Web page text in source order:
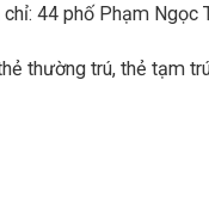
44 phố Phạm Ngọc
thường trú, thẻ tạm